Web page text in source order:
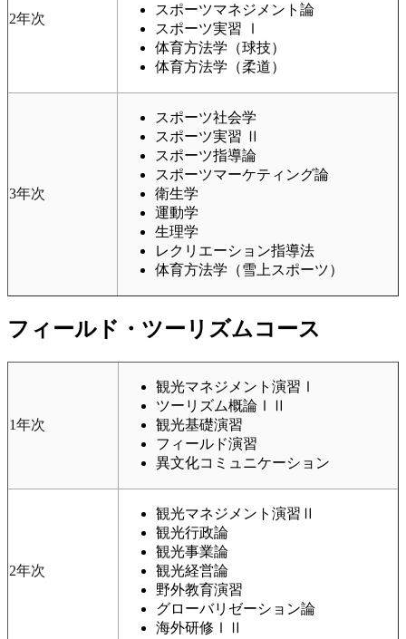
2年次
スポーツマネジメント論
スポーツ実習 Ⅰ
体育方法学（球技）
体育方法学（柔道）
3年次
スポーツ社会学
スポーツ実習 Ⅱ
スポーツ指導論
スポーツマーケティング論
衛生学
運動学
生理学
レクリエーション指導法
体育方法学（雪上スポーツ）
フィールド・ツーリズムコース
1年次
観光マネジメント演習Ⅰ
ツーリズム概論ⅠⅡ
観光基礎演習
フィールド演習
異文化コミュニケーション
2年次
観光マネジメント演習Ⅱ
観光行政論
観光事業論
観光経営論
野外教育演習
グローバリゼーション論
海外研修ⅠⅡ